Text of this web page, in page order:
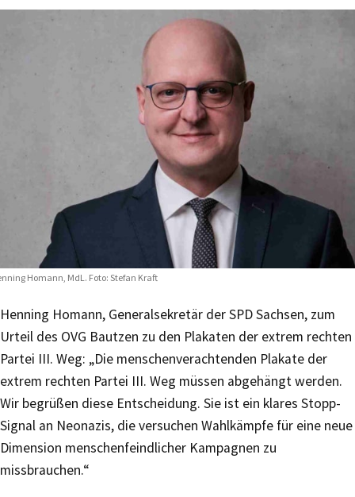
Homann, MdL. Foto: Stefan Kraft
Henning Homann, Generalsekretär der SPD Sachsen, zum
Urteil des OVG Bautzen zu den Plakaten der extrem rechten
Partei III. Weg: „Die menschenverachtenden Plakate der
extrem rechten Partei III. Weg müssen abgehängt werden.
Wir begrüßen diese Entscheidung. Sie ist ein klares Stopp-
Signal an Neonazis, die versuchen Wahlkämpfe für eine neue
Dimension menschenfeindlicher Kampagnen zu
missbrauchen.“